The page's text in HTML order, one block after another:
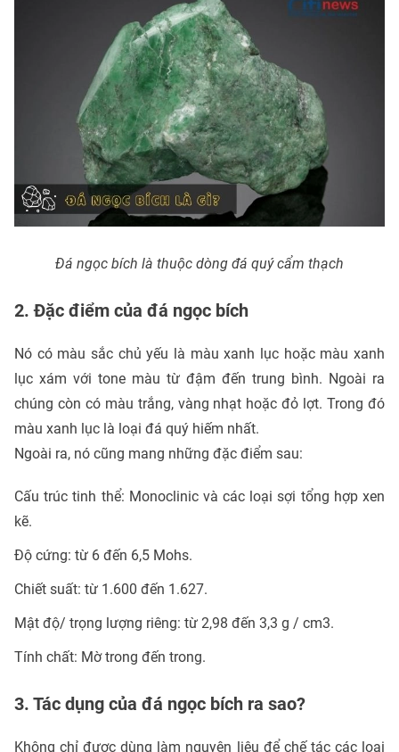
Đá ngọc bích là thuộc dòng đá quý cẩm thạch
2. Đặc điểm của đá ngọc bích
Nó có màu sắc chủ yếu là màu xanh lục hoặc màu xanh
lục xám với tone màu từ đậm đến trung bình. Ngoài ra
chúng còn có màu trắng, vàng nhạt hoặc đỏ lợt. Trong đó
màu xanh lục là loại đá quý hiếm nhất.
Ngoài ra, nó cũng mang những đặc điểm sau:
Cấu trúc tinh thể: Monoclinic và các loại sợi tổng hợp xen
kẽ.
Độ cứng: từ 6 đến 6,5 Mohs.
Chiết suất: từ 1.600 đến 1.627.
Mật độ/ trọng lượng riêng: từ 2,98 đến 3,3 g / cm3.
Tính chất: Mờ trong đến trong.
3. Tác dụng của đá ngọc bích ra sao?
Không chỉ được dùng làm nguyên liệu để chế tác các loại